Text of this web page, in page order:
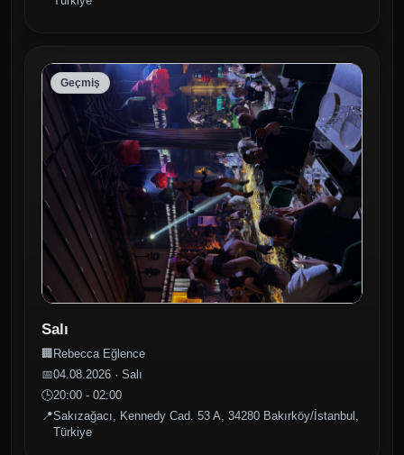
Geçmiş
Salı
🏢 Rebecca Eğlence
📅04.08.2026 · Salı
🕒20:00 - 02:00
📍Sakızağacı, Kennedy Cad. 53 A, 34280 Bakırköy/İstanbul,
Türkiye